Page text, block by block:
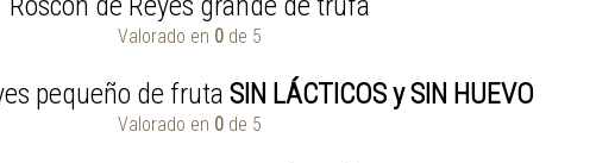
Valorado en 0de 5
pequeño de fruta SIN LÁCTICOS y SIN HUEVO
Valorado en 0de 5